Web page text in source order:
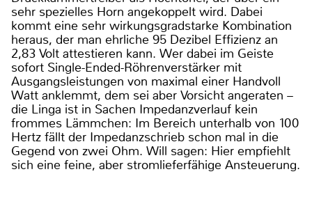
sehr spezielles Horn angekoppelt wird. Dabei
kommt eine sehr wirkungsgradstarke Kombination
heraus, der man ehrliche 95 Dezibel Effizienz an
2,83 Volt attestieren kann. Wer dabei im Geiste
sofort Single-Ended-Röhrenverstärker mit
Ausgangsleistungen von maximal einer Handvoll
Watt anklemmt, dem sei aber Vorsicht angeraten –
die Linga ist in Sachen Impedanzverlauf kein
frommes Lämmchen: Im Bereich unterhalb von 100
Hertz fällt der Impedanzschrieb schon mal in die
Gegend von zwei Ohm. Will sagen: Hier empfiehlt
sich eine feine, aber stromlieferfähige Ansteuerung.